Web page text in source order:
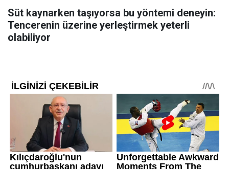
Süt kaynarken taşıyorsa bu yöntemi deneyin:
Tencerenin üzerine yerleştirmek yeterli
olabiliyor